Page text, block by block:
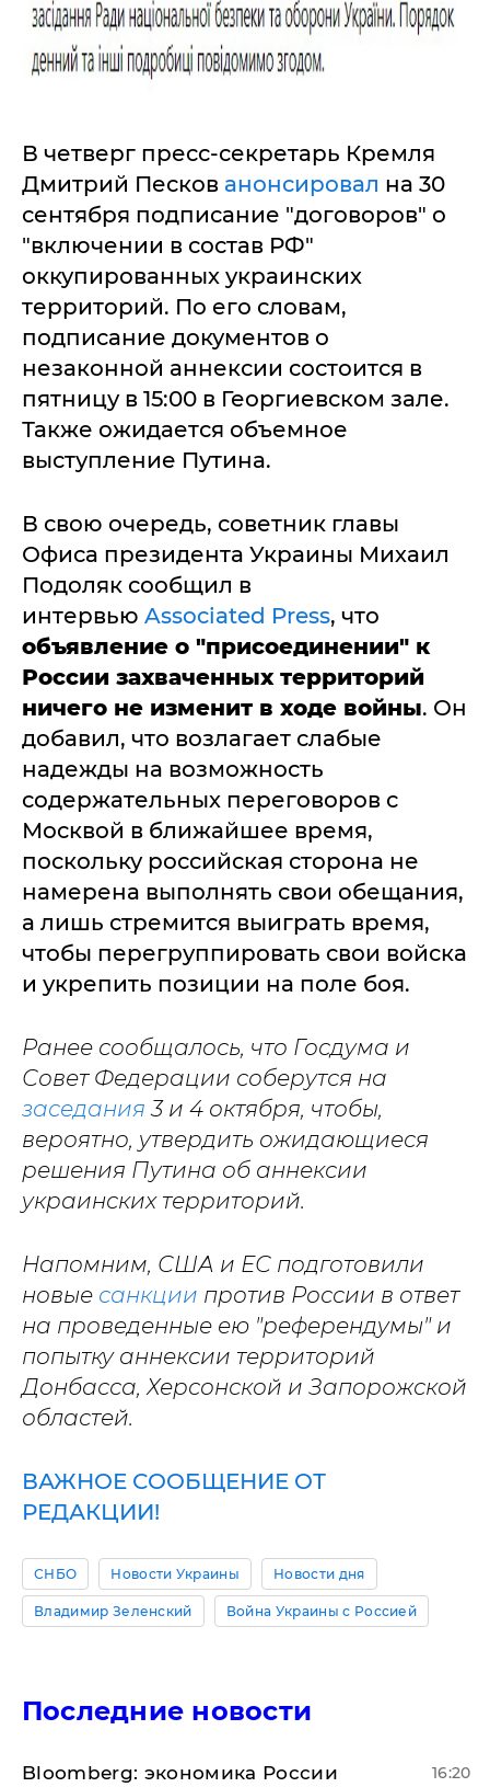
В четверг пресс-секретарь Кремля
Дмитрий Песков анонсировал на 30
сентября подписание "договоров" о
"включении в состав РФ"
оккупированных украинских
территорий. По его словам,
подписание документов о
незаконной аннексии состоится в
пятницу в 15:00 в Георгиевском зале.
Также ожидается объемное
выступление Путина.
В свою очередь, советник главы
Офиса президента Украины Михаил
Подоляк сообщил в
интервью Associated Press, что
объявление о "присоединении" к
России захваченных территорий
ничего не изменит в ходе войны. Он
добавил, что возлагает слабые
надежды на возможность
содержательных переговоров с
Москвой в ближайшее время,
поскольку российская сторона не
намерена выполнять свои обещания,
а лишь стремится выиграть время,
чтобы перегруппировать свои войска
и укрепить позиции на поле боя.
Ранее сообщалось, что Госдума и
Совет Федерации соберутся на
заседания 3 и 4 октября, чтобы,
вероятно, утвердить ожидающиеся
решения Путина об аннексии
украинских территорий.
Напомним, США и ЕС подготовили
новые санкции против России в ответ
на проведенные ею "референдумы" и
попытку аннексии территорий
Донбасса, Херсонской и Запорожской
областей.
ВАЖНОЕ СООБЩЕНИЕ ОТ
РЕДАКЦИИ!
СНБО Новости Украины Новости дня
Владимир Зеленский Война Украины с Россией
Последние новости
Bloomberg: экономика России
16:20